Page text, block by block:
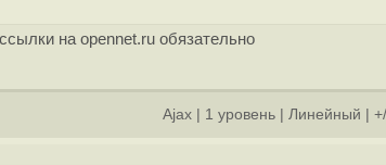
на opennet.ru обязательно
Ajax 1 уровень Линейный